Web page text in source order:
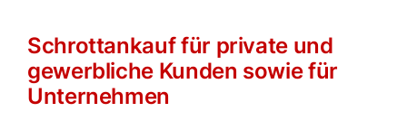
Schrottankauf für private und
gewerbliche Kunden sowie für
Unternehmen